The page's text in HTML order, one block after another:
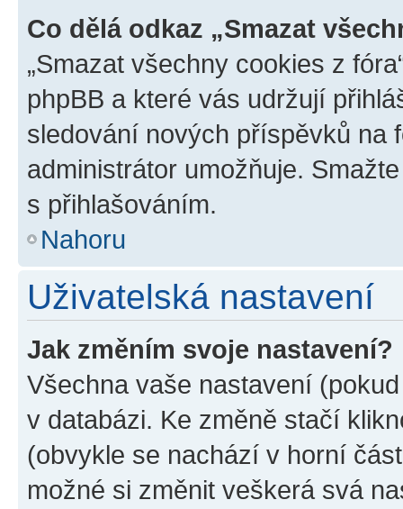
Co dělá odkaz „Smazat
„Smazat všechny cookies z
phpBB a které vás udržují
sledování nových příspěvků na
administrátor umožňuje.
s přihlašováním.
Nahoru
Uživatelská nastavení
Jak změním svoje nastavení?
Všechna vaše nastavení
v databázi. Ke změně stačí
(obvykle se nachází v horní
možné si změnit veškerá svá